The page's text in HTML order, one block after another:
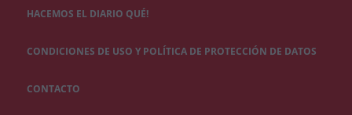
HACEMOS EL DIARIO QUÉ!
CONDICIONES DE USO Y POLÍTICA DE PROTECCIÓN DE DATOS
CONTACTO